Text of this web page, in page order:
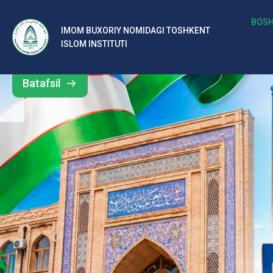
IMOM BUXORIY NOMIDAGI TOSHKENT
ISLOM INSTITUTI
b
al
ar
o‘
rt
a
si
d
Barcha
yangiliklar
Batafsil